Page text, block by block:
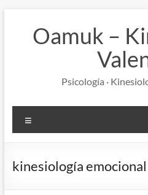
contenidoOamuk –
Psicología ·
kinesiología emocional